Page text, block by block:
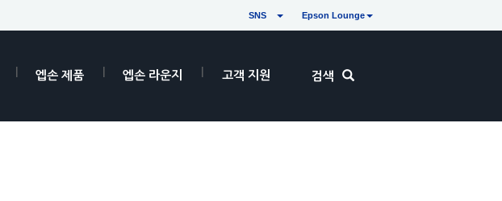
SNS Epson Lounge
엡손 제품 엡손 라운지 고객 지원 검색